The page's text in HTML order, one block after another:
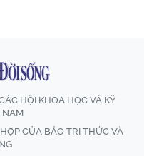
HỘI KHOA HỌC VÀ KỸ
NAM
CỦA BÁO TRI THỨC VÀ